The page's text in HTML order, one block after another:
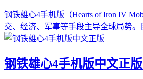
钢铁雄心4手机版（Hearts of Iron IV
交、经济、军事等手段主导全球局势
钢铁雄心4手机版中文正